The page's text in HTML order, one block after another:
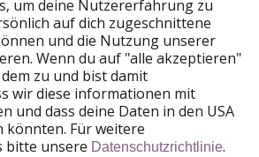
HolidayPirates
WakacyjniPiraci
Ferienpiraten
ViajerosPiratas
um deine Nutzererfahrung zu
auf dich zugeschnittene
und die Nutzung unserer
Wenn du auf "alle akzeptieren"
zu und bist damit
wir diese informationen mit
und dass deine Daten in den USA
Für weitere
bitte unsere Datenschutzrichtlinie.